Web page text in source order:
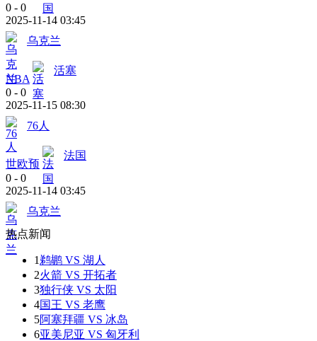
0 - 0
2025-11-14 03:45
乌克兰
NBA
活塞
0 - 0
2025-11-15 08:30
76人
世欧预
法国
0 - 0
2025-11-14 03:45
乌克兰
热点新闻
1 鹈鹕 VS 湖人
2火箭 VS 开拓者
3独行侠 VS 太阳
4国王 VS 老鹰
5阿塞拜疆 VS 冰岛
6亚美尼亚 VS 匈牙利